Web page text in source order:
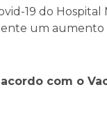
19 do
um aumento
com o